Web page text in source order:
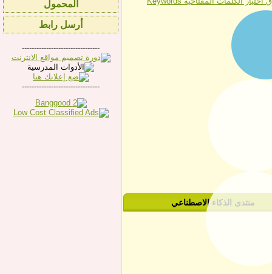
منتدى الذكاء الاصطناعي
المحمول
أرسل رابط
--------------------------------
--------------------------------